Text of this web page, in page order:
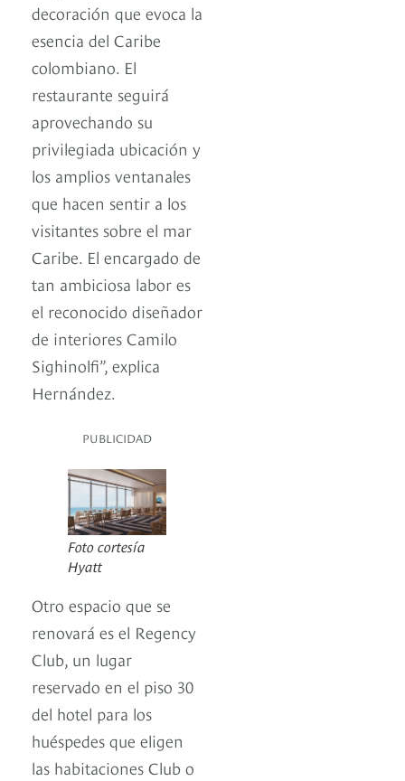
decoración que evoca la
esencia del Caribe
colombiano. El
restaurante seguirá
aprovechando su
privilegiada ubicación y
los amplios ventanales
que hacen sentir a los
visitantes sobre el mar
Caribe. El encargado de
tan ambiciosa labor es
el reconocido diseñador
de interiores Camilo
Sighinolfi”, explica
Hernández.
PUBLICIDAD
Foto cortesía
Hyatt
Otro espacio que se
renovará es el Regency
Club, un lugar
reservado en el piso 30
del hotel para los
huéspedes que eligen
las habitaciones Club o